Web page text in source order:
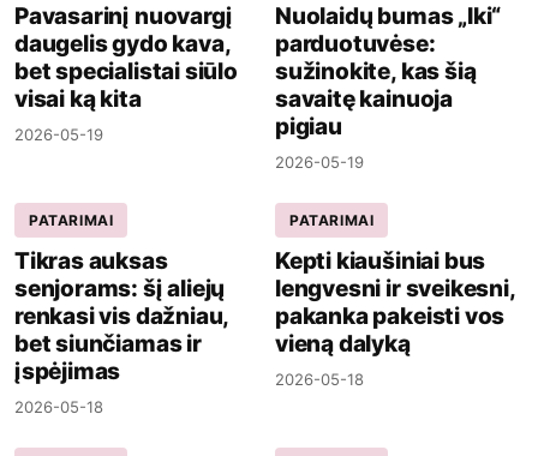
Pavasarinį nuovargį
daugelis gydo kava,
bet specialistai siūlo
visai ką kita
2026-05-19
Nuolaidų bumas „Iki“
parduotuvėse:
sužinokite, kas šią
savaitę kainuoja
pigiau
2026-05-19
PATARIMAI
Tikras auksas
senjorams: šį aliejų
renkasi vis dažniau,
bet siunčiamas ir
įspėjimas
2026-05-18
PATARIMAI
Kepti kiaušiniai bus
lengvesni ir sveikesni,
pakanka pakeisti vos
vieną dalyką
2026-05-18